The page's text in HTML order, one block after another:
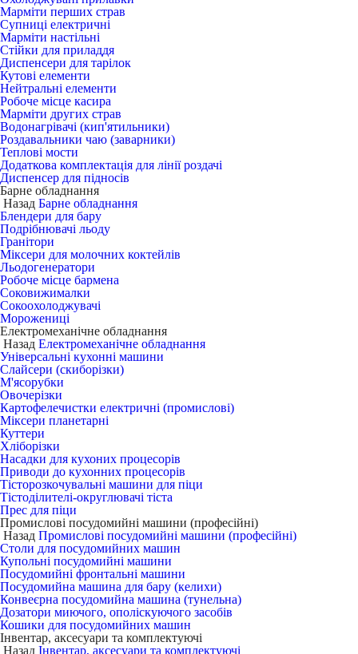
Марміти перших страв
Супниці електричні
Марміти настільні
Стійки для приладдя
Диспенсери для тарілок
Кутові елементи
Нейтральні елементи
Робоче місце касира
Марміти других страв
Водонагрівачі (кип'ятильники)
Роздавальники чаю (заварники)
Теплові мости
Додаткова комплектація для лінії роздачі
Диспенсер для підносів
Барне обладнання
Назад Барне обладнання
Блендери для бару
Подрібнювачі льоду
Гранітори
Міксери для молочних коктейлів
Льодогенератори
Робоче місце бармена
Соковижималки
Сокоохолоджувачі
Морожениці
Електромеханічне обладнання
Назад Електромеханічне обладнання
Універсальні кухонні машини
Слайсери (скиборізки)
М'ясорубки
Овочерізки
Картофелечистки електричні (промислові)
Міксери планетарні
Куттери
Хліборізки
Насадки для кухоних процесорів
Приводи до кухонних процесорів
Тісторозкочувальні машини для піци
Тістоділителі-округлювачі тіста
Прес для піци
Промислові посудомийні машини (професійні)
Назад Промислові посудомийні машини (професійні)
Столи для посудомийних машин
Купольні посудомийні машини
Посудомийні фронтальні машини
Посудомийна машина для бару (келихи)
Конвеєрна посудомийна машина (тунельна)
Дозатори миючого, ополіскуючого засобів
Кошики для посудомийних машин
Інвентар, аксесуари та комплектуючі
Назад Інвентар, аксесуари та комплектуючі